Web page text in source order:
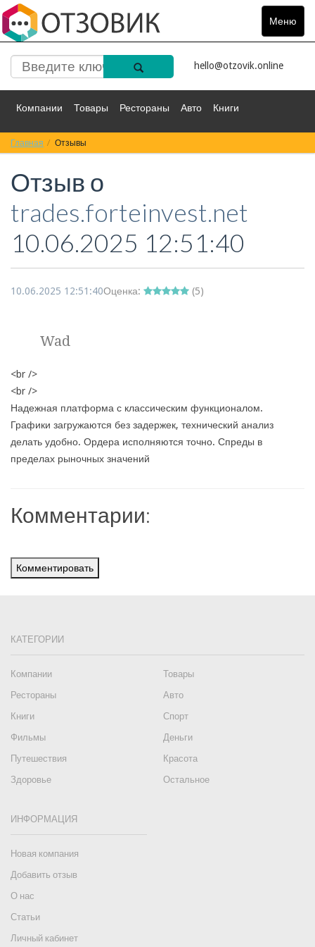
Меню
Toggle
hello@otzovik.online
Компании Товары Рестораны Авто Книги
Спорт Фильмы
Красота Здоровье
Главная Отзывы
Отзыв о
trades.forteinvest.net
10.06.2025 12:51:40
10.06.2025 12:51:40Оценка: (5)
Wad
<br />
<br />
Надежная платформа с классическим функционалом.
Графики загружаются без задержек, технический анализ
делать удобно. Ордера исполняются точно. Спреды в
пределах рыночных значений
Комментарии:
Комментировать
КАТЕГОРИИ
Компании
Товары
Рестораны
Авто
Книги
Спорт
Фильмы
Деньги
Путешествия
Красота
Здоровье
Остальное
ИНФОРМАЦИЯ
Новая компания
Добавить отзыв
О нас
Статьи
Личный кабинет